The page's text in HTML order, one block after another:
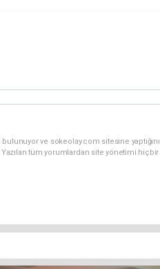
ve sokeolay.com sitesine
tüm yorumlardan site yönetimi